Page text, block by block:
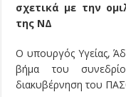
σχετικά με την
της ΝΔ
Ο υπουργός Υγείας,
βήμα του
διακυβέρνηση του